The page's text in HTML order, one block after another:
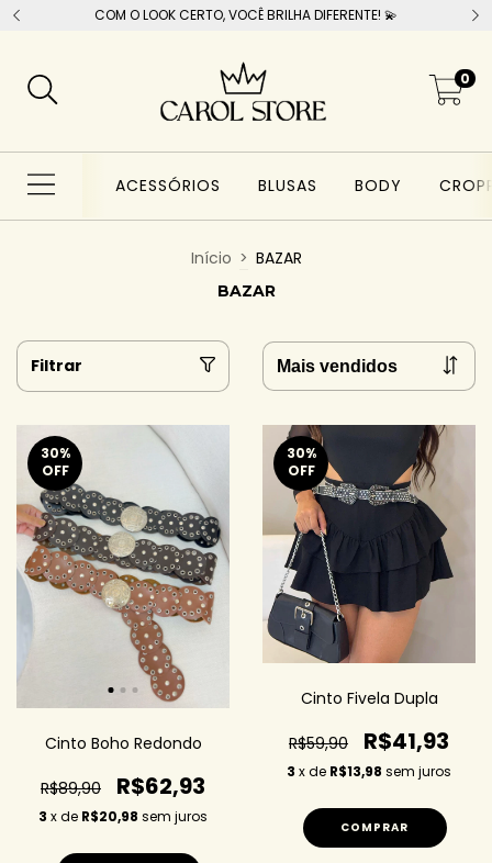
COM O LOOK CERTO, VOCÊ BRILHA DIFERENTE! 💫
0
ACESSÓRIOS BLUSAS BODY
Início > BAZAR
BAZAR
Filtrar
30%
OFF
Cinto Boho Redondo
R$89,90 R$62,93
3 x de R$20,98 sem juros
30%
OFF
Cinto Fivela Dupla
R$59,90 R$41,93
3 x de R$13,98 sem juros
COMPRAR